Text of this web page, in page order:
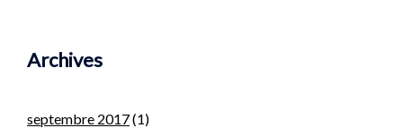
Archives
septembre 2017(1)